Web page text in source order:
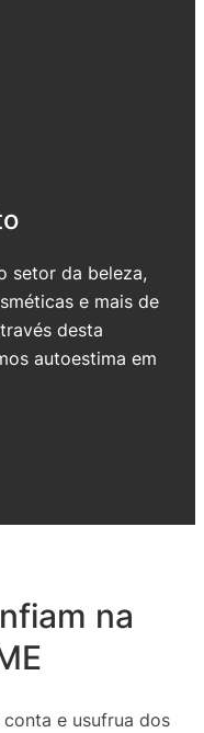
setor da beleza,
e mais de
desta
autoestima em
na
e usufrua dos